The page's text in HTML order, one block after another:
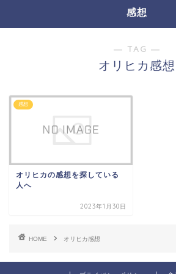
感想
― TAG ―
オリヒカ感想
感想
オリヒカの感想を探している
人へ
2023年1月30日
HOME オリヒカ感想